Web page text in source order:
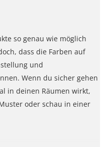
so genau wie möglich
dass die Farben auf
und
Wenn du sicher gehen
in deinen Räumen wirkt,
oder schau in einer